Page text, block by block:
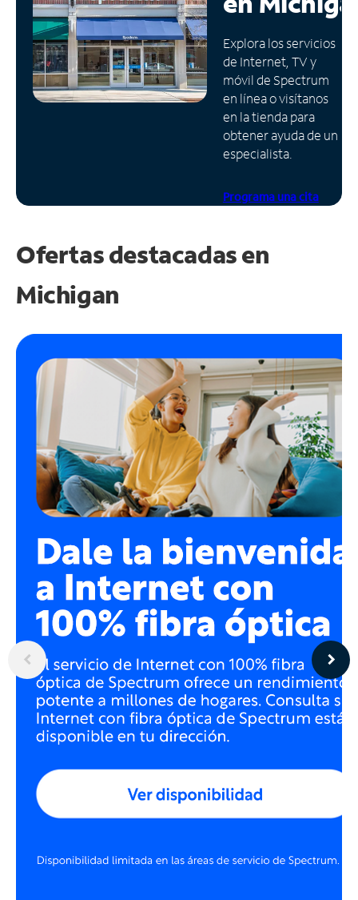
Administrar
cuenta
Encuentra
una
tienda
Explora los servicios
de Internet, TV y
móvil de Spectrum
en línea o visítanos
en la tienda para
obtener ayuda de un
especialista.
Programa una cita
Ofertas destacadas en
Michigan